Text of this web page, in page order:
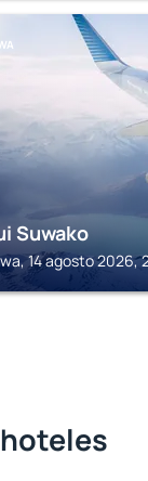
Suwako
14 agosto 2026,